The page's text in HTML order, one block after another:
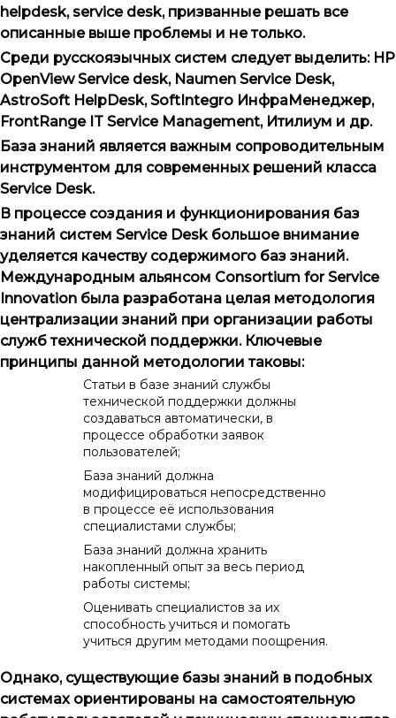
helpdesk,service desk, призванные решать все
описанные выше проблемы и не только.
Среди русскоязычных систем следует выделить: HP
OpenView Service desk, Naumen Service Desk,
AstroSoft HelpDesk,SoftIntegro ИнфраМенеджер,
FrontRange IT Service Management, Итилиум и др.
База знаний является важным сопроводительным
инструментом для современных решений класса
Service Desk.
В процессе создания и функционирования баз
знаний систем Service Deskбольшое внимание
уделяется качеству содержимого баз знаний.
Международным альянсом Consortium for Service
Innovation была разработана целая методология
централизации знаний при организации работы
служб технической поддержки. Ключевые
принципы данной методологии таковы:
Статьи в базе знаний службы
технической поддержки должны
создаваться автоматически, в
процессе обработки заявок
пользователей;
База знаний должна
модифицироваться непосредственно
в процессе её использования
специалистами службы;
База знаний должна хранить
накопленный опыт за весь период
работы системы;
Оценивать специалистов за их
способность учиться и помогать
учиться другим методами поощрения.
Однако, существующие базы знаний в подобных
системах ориентированы на самостоятельную